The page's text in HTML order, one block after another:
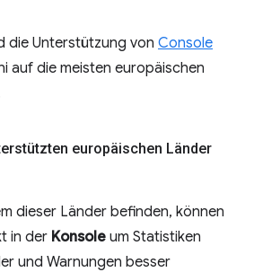
die Unterstützung von Console
auf die meisten europäischen
europäischen Länder
dieser Länder befinden, können
in der Konsole um Statistiken
und Warnungen besser